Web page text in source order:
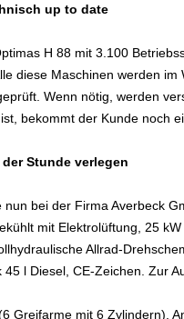
up to date
H 88 mit 3.100
diese Maschinen werden
Wenn nötig, werden
bekommt der Kunde noch
Stunde verlegen
nun bei der Firma Averbeck
mit Elektrolüftung, 25
Allrad-
45 l Diesel, CE-Zeichen. Zur
Greifarme mit 6 Zylindern),